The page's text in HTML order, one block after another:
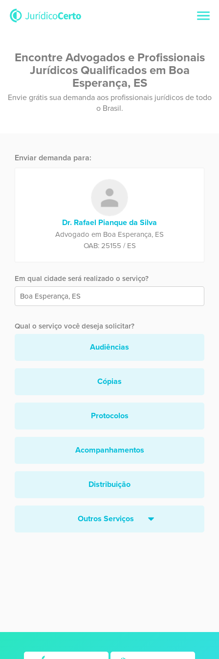
Encontre Advogados e Profissionais
Jurídicos Qualificados em Boa
Esperança, ES
Envie grátis sua demanda aos profissionais jurídicos de todo
o Brasil.
Enviar demanda para:
Dr. Rafael Pianque da Silva
Advogado em Boa Esperança, ES
OAB: 25155 / ES
Em qual cidade será realizado o serviço?
Qual o serviço você deseja solicitar?
Audiências
Cópias
Protocolos
Acompanhamentos
Distribuição
Outros Serviços